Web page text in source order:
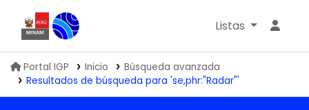
Biblioteca IGP
Listas
Portal IGP Inicio
Búsqueda avanzada
Resultados de búsqueda para 'se,phr:"Radar"'